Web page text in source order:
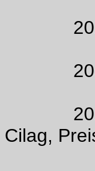
2012
20o9 -
2012
Cilag,